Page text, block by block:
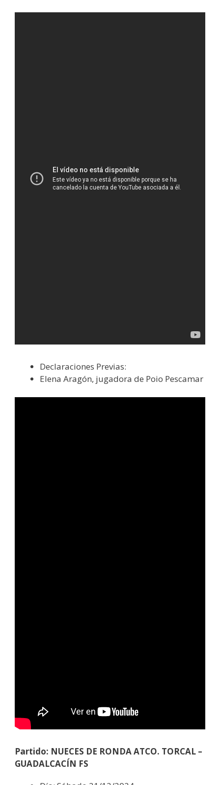
Declaraciones Previas:
Elena Aragón, jugadora de Poio Pescamar
Partido: NUECES DE RONDA ATCO. TORCAL –
GUADALCACÍN FS